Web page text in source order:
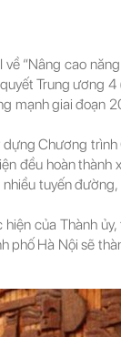
“Nâng cao
Trung ương
mạnh giai đoạn
Chương
đều hoàn thành
tuyến
của Thành
Hà Nội sẽ